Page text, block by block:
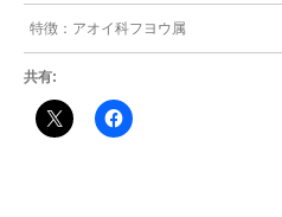
特徴：アオイ科フヨウ属
共有: